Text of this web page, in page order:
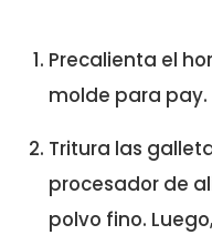
Precalienta el
molde para pay.
Tritura las
procesador de
polvo fino.